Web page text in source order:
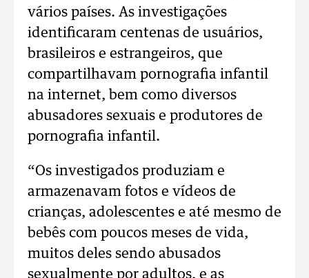
vários países. As investigações
identificaram centenas de usuários,
brasileiros e estrangeiros, que
compartilhavam pornografia infantil
na internet, bem como diversos
abusadores sexuais e produtores de
pornografia infantil.
“Os investigados produziam e
armazenavam fotos e vídeos de
crianças, adolescentes e até mesmo de
bebês com poucos meses de vida,
muitos deles sendo abusados
sexualmente por adultos, e as